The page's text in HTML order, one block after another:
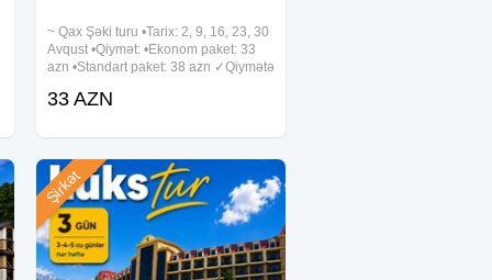
~ Qax Şəki turu •Tarix: 2, 9, 16, 23, 30
Avqust •Qiymət: •Ekonom paket: 33
azn •Standart paket: 38 azn ✓Qiymətə
•Ekskursiyalar •Çay süfrəsi •Tur
33 AZN
Şirkət